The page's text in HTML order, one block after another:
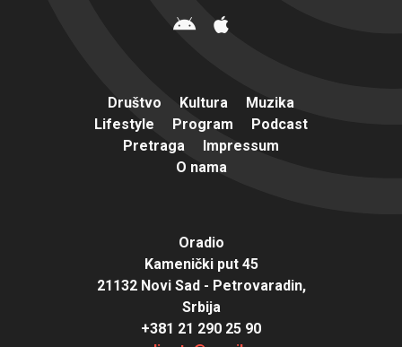
Društvo Kultura
Muzika
Lifestyle
Program
Podcast
Pretraga
Impressum
O nama
Oradio
Kamenički put 45
21132 Novi Sad - Petrovaradin,
Srbija
+381 21 290 25 90